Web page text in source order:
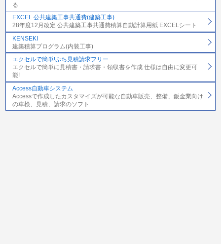
る
EXCEL 公共建築工事共通費(建築工事)
28年度12月改定 公共建築工事共通費積算自動計算用紙 EXCELシート
KENSEKI
建築積算プログラム(内装工事)
エクセルで簡単!ぷち見積請求フリー
エクセルで簡単に見積書・請求書・領収書を作成 仕様は自由に変更可
能!
Access自動車システム
Accessで作成したカスタマイズが可能な自動車販売、整備、鈑金業向け
の車検、見積、請求のソフト